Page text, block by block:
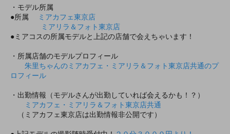
・モデル所属
●所属
ミアカフェ東京店
ミアリラ＆フォト東京店
●ミアコスの所属モデルと上記の店舗で会えちゃいます！
・所属店舗のモデルプロフィール
朱里ちゃんのミアカフェ・ミアリラ＆フォト東京店共通のプ
ロフィール
・出勤情報（モデルさんが出勤していれば会えるかも！？）
ミアカフェ・ミアリラ＆フォト東京店共通
（ミアカフェ東京店は出勤情報非公開です）